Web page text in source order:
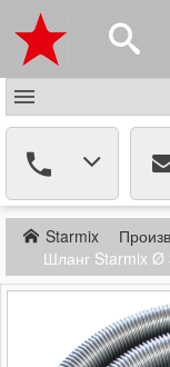
Starmix
Шланг Starmix Ø